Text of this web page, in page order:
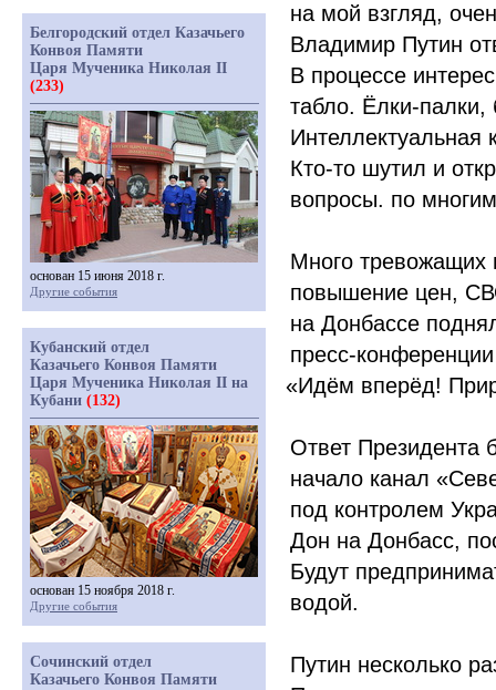
на мой взгляд,
Владимир Путин
В процессе
табло. Ёлки-
Интеллектуальная
Кто-то шутил и
вопросы. по
Много
повышение цен,
на Донбассе
пресс-
«Идём вперёд!
Ответ Президента
начало канал
под контролем
Дон на Донбасс,
Будут
водой.
Путин несколько
Белгородский отдел Казачьего
Конвоя Памяти
Царя Мученика Николая II
(233)
основан 15 июня 2018 г.
Другие события
Кубанский отдел
Казачьего Конвоя Памяти
Царя Мученика Николая II на
Кубани (132)
основан 15 ноября 2018 г.
Другие события
Сочинский отдел
Казачьего Конвоя Памяти